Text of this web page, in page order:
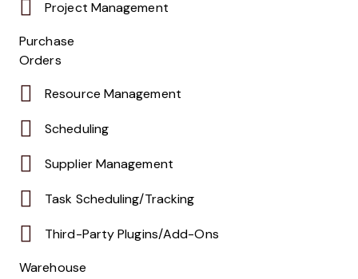
Project Management
Purchase
Orders
Resource Management
Scheduling
Supplier Management
Task Scheduling/Tracking
Third-Party Plugins/Add-Ons
Warehouse